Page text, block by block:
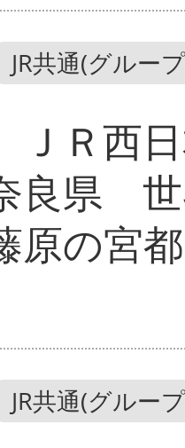
JR共通(グルー
ＪＲ西
良県
原の宮
JR共通(グルー